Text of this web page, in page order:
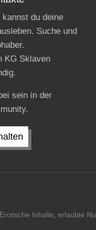
du deine
Suche und
KG Sklaven
sein in der
Inhalte, erlaubte